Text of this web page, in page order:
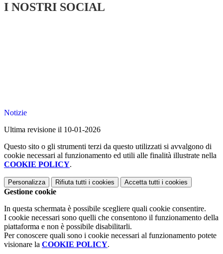
I NOSTRI SOCIAL
Notizie
Ultima revisione il 10-01-2026
Questo sito o gli strumenti terzi da questo utilizzati si avvalgono di
cookie necessari al funzionamento ed utili alle finalità illustrate nella
COOKIE POLICY.
Personalizza Rifiuta tutti i cookies Accetta tutti i cookies
Gestione cookie
In questa schermata è possibile scegliere quali cookie consentire.
I cookie necessari sono quelli che consentono il funzionamento della
piattaforma e non è possibile disabilitarli.
Per conoscere quali sono i cookie necessari al funzionamento potete
visionare la COOKIE POLICY.